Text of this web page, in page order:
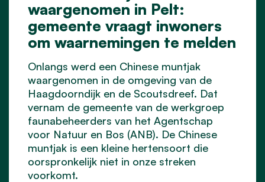
waargenomen in Pelt:
gemeente vraagt inwoners
om waarnemingen te melden
Onlangs werd een Chinese muntjak
waargenomen in de omgeving van de
Haagdoorndijk en de Scoutsdreef. Dat
vernam de gemeente van de werkgroep
faunabeheerders van het Agentschap
voor Natuur en Bos (ANB). De Chinese
muntjak is een kleine hertensoort die
oorspronkelijk niet in onze streken
voorkomt.